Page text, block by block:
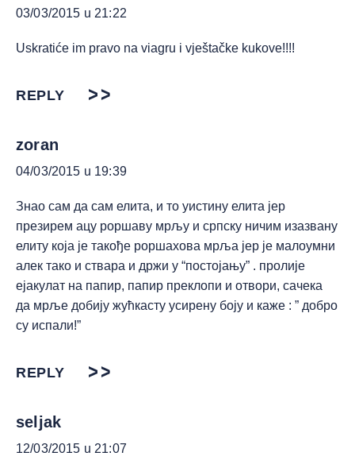
03/03/2015 u 21:22
Uskratiće im pravo na viagru i vještačke kukove!!!!
REPLY
zoran
04/03/2015 u 19:39
Знао сам да сам елита, и то уистину елита јер
презирем ацу роршаву мрљу и српску ничим изазвану
елиту која је такође роршахова мрља јер је малоумни
алек тако и ствара и држи у “постојању” . пролије
ејакулат на папир, папир преклопи и отвори, сачека
да мрље добију жућкасту усирену боју и каже : ” добро
су испали!”
REPLY
seljak
12/03/2015 u 21:07